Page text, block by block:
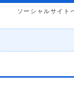
ソーシャルサイト